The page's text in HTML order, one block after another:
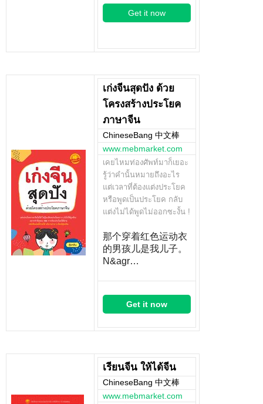
Get it now
เก่งจีนสุดปัง ด้วย
โครงสร้างประโยค
ภาษาจีน
ChineseBang 中文棒
www.mebmarket.com
เคยไหมท่องศัพท์มาก็เยอะ
รู้ว่าคำนั้นหมายถึงอะไร
แต่เวลาที่ต้องแต่งประโยค
หรือพูดเป็นประโยค กลับ
แต่งไม่ได้พูดไม่ออกซะงั้น !
那个穿着红色运动衣
的男孩儿是我儿子。
N&agr…
Get it now
เรียนจีน ให้ได้จีน
ChineseBang 中文棒
www.mebmarket.com